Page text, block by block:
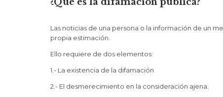
Las noticias de una persona o la información de un
propia estimación.
Ello requiere de dos elementos:
1.- La existencia de la difamación
2.- El desmerecimiento en la consideración ajena.